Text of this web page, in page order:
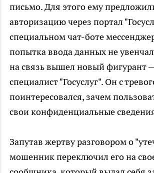
письмо. Для этого ему
авторизацию через портал
специальном чат-боте
попытка ввода данных не
на связь вышел новый фигурант
специалист "Госуслуг". Он с
поинтересовался, зачем
свои конфиденциальные
Запутав жертву разговором о
мошенник переключил его на